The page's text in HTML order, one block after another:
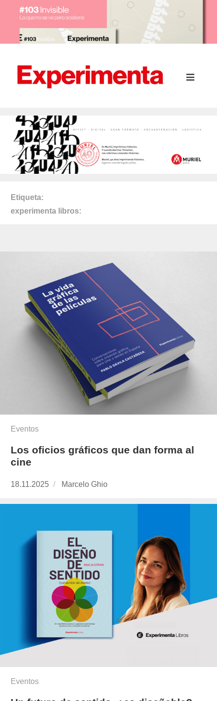
Etiqueta
experimenta libros
Eventos
Los oficios gráficos que dan forma al
cine
Publicado
18.11.2025
https://www.experimenta.es/author/marcelo-
Marcelo Ghio
Eventos